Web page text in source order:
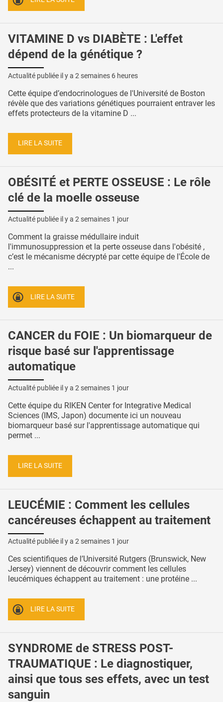
VITAMINE D vs DIABÈTE : L'effet
dépend de la génétique ?
Actualité publiée il y a 2 semaines 6 heures
Cette équipe d’endocrinologues de l'Université de Boston
révèle que des variations génétiques pourraient entraver les
effets protecteurs de la vitamine D ...
LIRE LA SUITE
OBÉSITÉ et PERTE OSSEUSE : Le rôle
clé de la moelle osseuse
Actualité publiée il y a 2 semaines 1 jour
Comment la graisse médullaire induit
l'immunosuppression et la perte osseuse dans l'obésité ,
c’est le mécanisme décrypté par cette équipe de l'École de
...
LIRE LA SUITE
CANCER du FOIE : Un biomarqueur de
risque basé sur l'apprentissage
automatique
Actualité publiée il y a 2 semaines 1 jour
Cette équipe du RIKEN Center for Integrative Medical
Sciences (IMS, Japon) documente ici un nouveau
biomarqueur basé sur l'apprentissage automatique qui
permet ...
LIRE LA SUITE
LEUCÉMIE : Comment les cellules
cancéreuses échappent au traitement
Actualité publiée il y a 2 semaines 1 jour
Ces scientifiques de l’Université Rutgers (Brunswick, New
Jersey) viennent de découvrir comment les cellules
leucémiques échappent au traitement : une protéine ...
LIRE LA SUITE
SYNDROME de STRESS POST-
TRAUMATIQUE : Le diagnostiquer,
ainsi que tous ses effets, avec un test
sanguin